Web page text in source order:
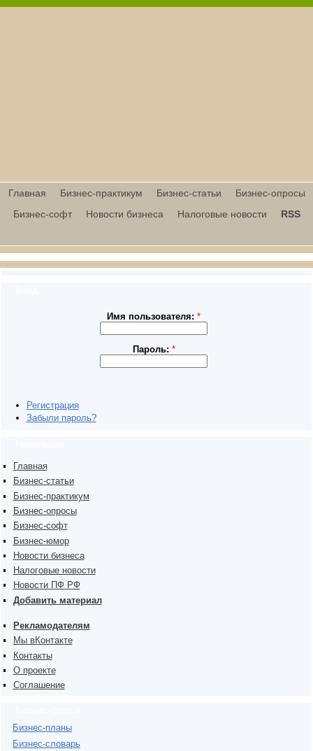
Главная Бизнес-практикум Бизнес-статьи
Бизнес-опросы
Бизнес-софт
Новости бизнеса Налоговые новости RSS
Имя пользователя:*
Пароль: *
Регистрация
Забыли пароль?
Главная
Бизнес-статьи
Бизнес-практикум
Бизнес-опросы
Бизнес-софт
Бизнес-юмор
Новости бизнеса
Налоговые новости
Новости ПФ РФ
Добавить материал
Рекламодателям
Мы вКонтакте
Контакты
О проекте
Соглашение
Бизнес-планы
Бизнес-словарь